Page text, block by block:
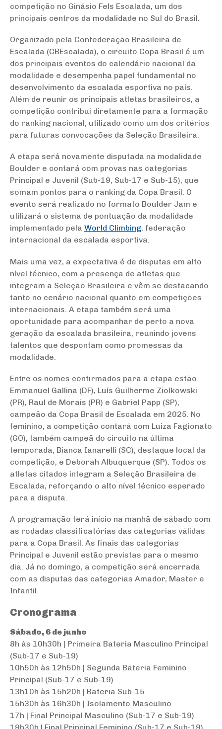
competição no Ginásio Fels Escalada, um dos
principais centros da modalidade no Sul do Brasil.
Organizado pela Confederação Brasileira de
Escalada (CBEscalada), o circuito Copa Brasil é um
dos principais eventos do calendário nacional da
modalidade e desempenha papel fundamental no
desenvolvimento da escalada esportiva no país.
Além de reunir os principais atletas brasileiros, a
competição contribui diretamente para a formação
do ranking nacional, utilizado como um dos critérios
para futuras convocações da Seleção Brasileira.
A etapa será novamente disputada na modalidade
Boulder e contará com provas nas categorias
Principal e Juvenil (Sub-19, Sub-17 e Sub-15), que
somam pontos para o ranking da Copa Brasil. O
evento será realizado no formato Boulder Jam e
utilizará o sistema de pontuação da modalidade
implementado pela World Climbing, federação
internacional da escalada esportiva.
Mais uma vez, a expectativa é de disputas em alto
nível técnico, com a presença de atletas que
integram a Seleção Brasileira e vêm se destacando
tanto no cenário nacional quanto em competições
internacionais. A etapa também será uma
oportunidade para acompanhar de perto a nova
geração da escalada brasileira, reunindo jovens
talentos que despontam como promessas da
modalidade.
Entre os nomes confirmados para a etapa estão
Emmanuel Gallina (DF), Luís Guilherme Ziolkowski
(PR), Raul de Morais (PR) e Gabriel Papp (SP),
campeão da Copa Brasil de Escalada em 2025. No
feminino, a competição contará com Luiza Fagionato
(GO), também campeã do circuito na última
temporada, Bianca Ianarelli (SC), destaque local da
competição, e Deborah Albuquerque (SP). Todos os
atletas citados integram a Seleção Brasileira de
Escalada, reforçando o alto nível técnico esperado
para a disputa.
A programação terá início na manhã de sábado com
as rodadas classificatórias das categorias válidas
para a Copa Brasil. As finais das categorias
Principal e Juvenil estão previstas para o mesmo
dia. Já no domingo, a competição será encerrada
com as disputas das categorias Amador, Master e
Infantil.
Cronograma
Sábado, 6 de junho
8h às 10h30h | Primeira Bateria Masculino Principal
(Sub-17 e Sub-19)
10h50h às 12h50h | Segunda Bateria Feminino
Principal (Sub-17 e Sub-19)
13h10h às 15h20h | Bateria Sub-15
15h30h às 16h30h | Isolamento Masculino
17h | Final Principal Masculino (Sub-17 e Sub-19)